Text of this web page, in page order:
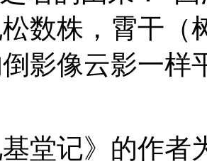
数株，霄干（
倒影像云影一
基堂记》的作